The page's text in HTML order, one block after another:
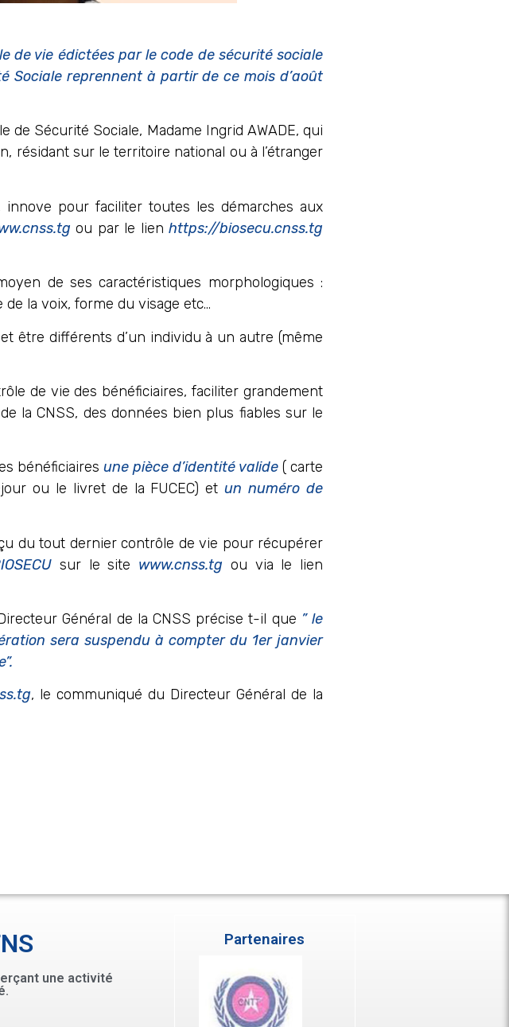
de vie édictées par le code de sécurité sociale
Sociale reprennent à partir de ce mois d’août
Sécurité Sociale, Madame Ingrid AWADE, qui
résidant sur le territoire national ou à l’étranger
innove pour faciliter toutes les démarches aux
ou par le lienhttps://biosecu.cnss.tg
de ses caractéristiques morphologiques :
la voix, forme du visage etc…
être différents d’un individu à un autre (même
de vie des bénéficiaires, faciliter grandement
la CNSS, des données bien plus fiables sur le
bénéficiaires une pièce d’identité valide ( carte
ou le livret de la FUCEC) etun numéro de
du tout dernier contrôle de vie pour récupérer
sur le site www.cnss.tg ou via le lien
Général de la CNSS précise t-il que ” le
sera suspendu à compter du 1er janvier
, le communiqué du Directeur Général de la
une activité
Partenaires